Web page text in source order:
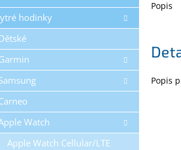
hodinky
Watch
Apple Watch Cellular/LTE
Popis
Popis